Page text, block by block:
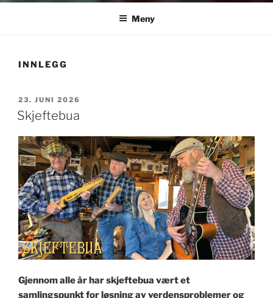
Meny
INNLEGG
PUBLISERT
23. JUNI 2026
Skjeftebua
Gjennom alle år har skjeftebua vært et
samlingspunkt for løsning av verdensproblemer og